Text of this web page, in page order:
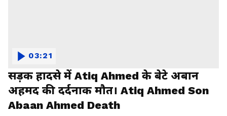
सड़क हादसे में Atiq Ahmed के बेटे अबान
अहमद की दर्दनाक मौत। Atiq Ahmed Son
Abaan Ahmed Death
03:21